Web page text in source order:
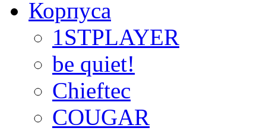
Корпуса
1STPLAYER
be quiet!
Chieftec
COUGAR